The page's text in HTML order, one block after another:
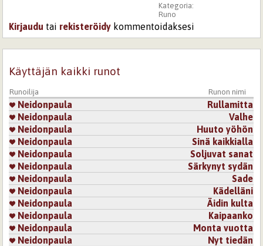
Kategoria:
Runo
Kirjaudu tai rekisteröidy kommentoidaksesi
Käyttäjän kaikki runot
Runoilija Runon nimi
Neidonpaula
Rullamitta
Neidonpaula
Valhe
Neidonpaula
Huuto yöhön
Neidonpaula
Sinä kaikkialla
Neidonpaula
Soljuvat sanat
Neidonpaula
Särkynyt sydän
Neidonpaula
Sade
Neidonpaula
Kädelläni
Neidonpaula
Äidin kulta
Neidonpaula
Kaipaanko
Neidonpaula
Monta vuotta
Neidonpaula
Nyt tiedän